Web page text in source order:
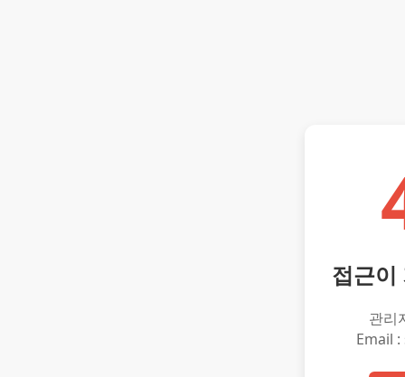
접근이
관리
Email